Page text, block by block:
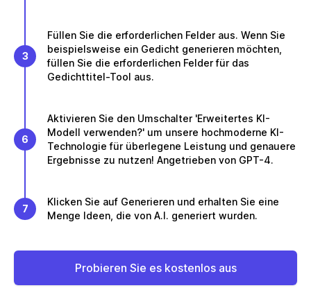
3
Füllen Sie die erforderlichen Felder aus. Wenn Sie
beispielsweise ein Gedicht generieren möchten,
füllen Sie die erforderlichen Felder für das
Gedichttitel-Tool aus.
6
Aktivieren Sie den Umschalter 'Erweitertes KI-
Modell verwenden?' um unsere hochmoderne KI-
Technologie für überlegene Leistung und genauere
Ergebnisse zu nutzen! Angetrieben von GPT-4.
7
Klicken Sie auf Generieren und erhalten Sie eine
Menge Ideen, die von A.I. generiert wurden.
Probieren Sie es kostenlos aus